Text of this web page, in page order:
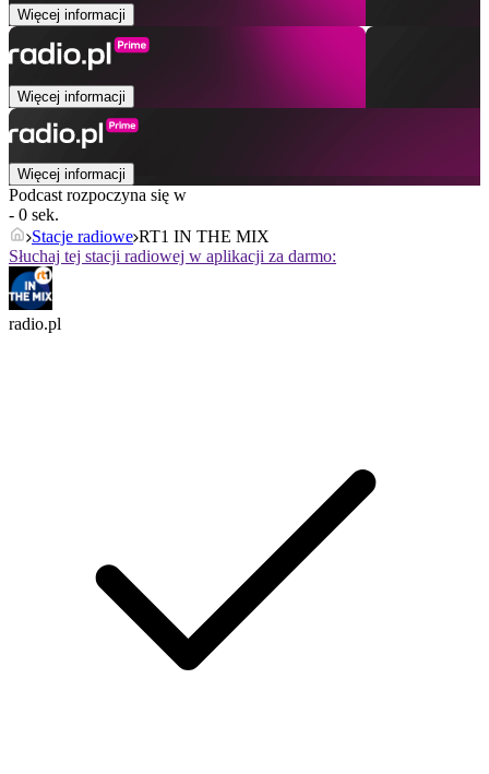
Więcej informacji
Więcej informacji
Więcej informacji
Podcast rozpoczyna się w
- 0 sek.
Stacje radiowe RT1 IN THE MIX
Słuchaj tej stacji radiowej w aplikacji za darmo:
radio.pl